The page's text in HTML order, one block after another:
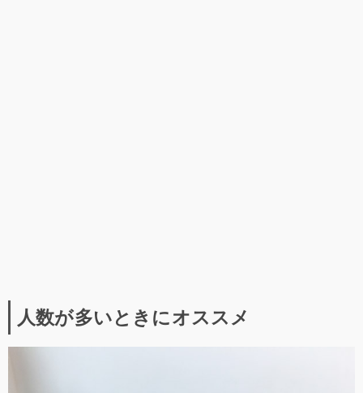
人数が多いときにオススメ